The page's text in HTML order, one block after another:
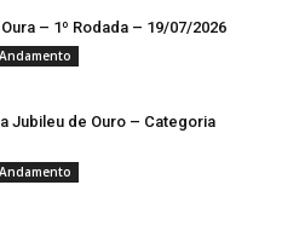
– 1º Rodada – 19/07/2026
Jubileu de Ouro – Categoria